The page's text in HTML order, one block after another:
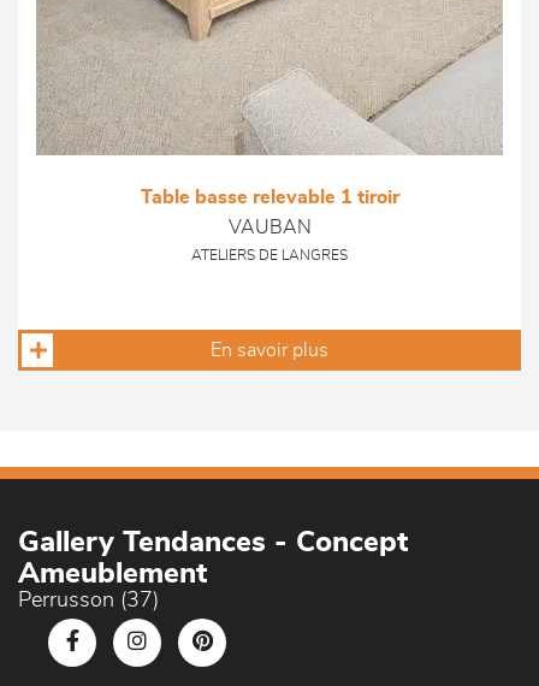
Table basse relevable 1 tiroir
VAUBAN
ATELIERS DE LANGRES
En savoir plus
Gallery Tendances - Concept
Ameublement
Perrusson (37)